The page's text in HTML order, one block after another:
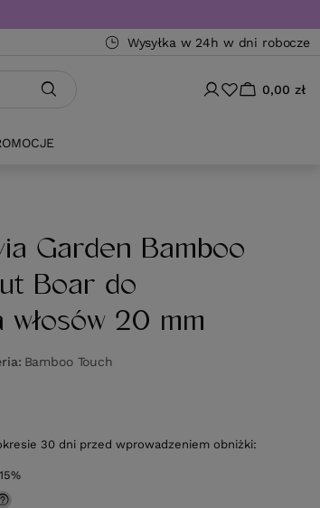
Wysyłka w 24h w dni robocze
0,00 zł
Garden Bamboo
Boar do
włosów 20 mm
Bamboo Touch
30 dni przed wprowadzeniem obniżki: